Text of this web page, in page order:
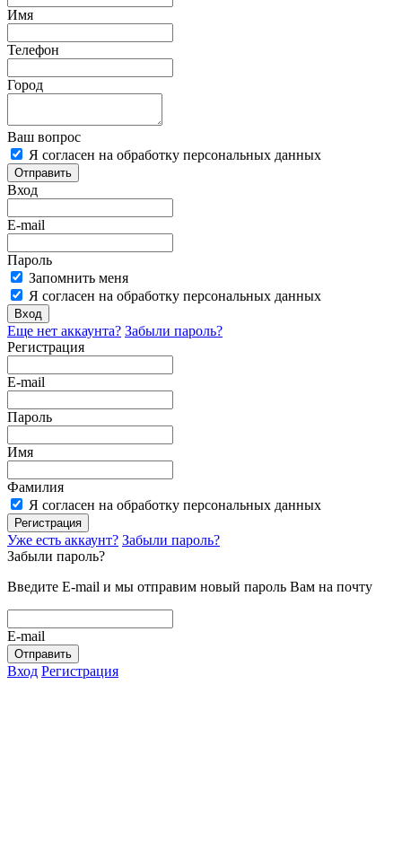
Имя
Телефон
Город
Ваш вопрос
Я согласен на обработку персональных данных
Отправить
Вход
E-mail
Пароль
Запомнить меня
Я согласен на обработку персональных данных
Вход
Еще нет аккаунта? Забыли пароль?
Регистрация
E-mail
Пароль
Имя
Фамилия
Я согласен на обработку персональных данных
Регистрация
Уже есть аккаунт? Забыли пароль?
Забыли пароль?
Введите E-mail и мы отправим новый пароль Вам на почту
E-mail
Отправить
Вход Регистрация